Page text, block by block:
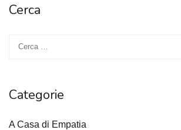
Cerca
Categorie
A Casa di Empatia